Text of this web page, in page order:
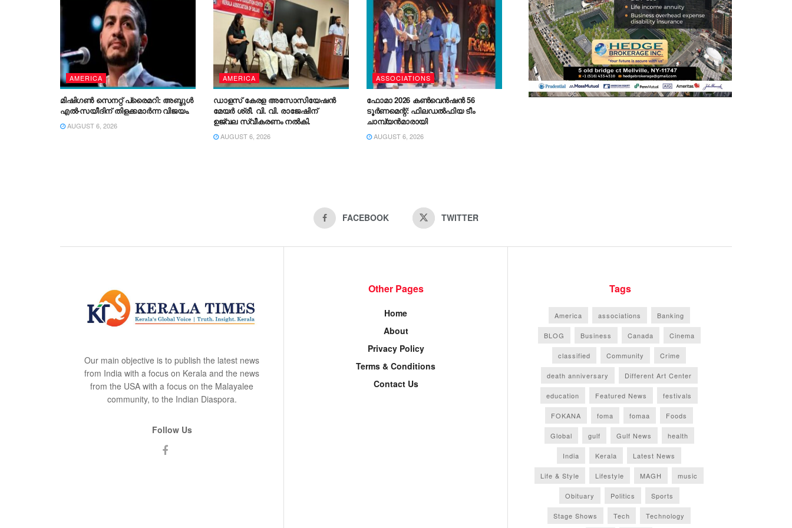
മാർത്തോമാ മെത്രാപ്പോലീത്ത
AMERICA
മിഷിഗൺ സെനറ്റ് പ്രൈമറി: അബ്ദുൾ
എൽ-സയീദിന് തിളക്കമാർന്ന വിജയം.
AUGUST 6, 2026
AMERICA
ഡാളസ് കേരള അസോസിയേഷൻ
മേയർ ശ്രീ. വി. വി. രാജേഷിന്
ഉജ്വല സ്വീകരണം നൽകി.
AUGUST 6, 2026
ASSOCIATIONS
ഫോമാ 2026 കൺവെൻഷൻ 56
ടൂർണമെന്റ്: ഫിലഡൽഫിയ ടീം
ചാമ്പ്യൻമാരായി
AUGUST 6, 2026
FACEBOOK TWITTER
Our main objective is to publish the latest news
from India with a focus on Kerala and the news
from the USA with a focus on the Malayalee
community, to the Indian Diaspora.
Follow Us
Other Pages
Home
About
Privacy Policy
Terms & Conditions
Contact Us
Tags
America associations Banking
BLOG Business Canada Cinema
classified Community Crime
death anniversary Different Art Center
education Featured News festivals
FOKANA foma fomaa Foods
Global gulf Gulf News health
India Kerala Latest News
Life & Style Lifestyle MAGH music
Obituary Politics Sports
Stage Shows Tech Technology